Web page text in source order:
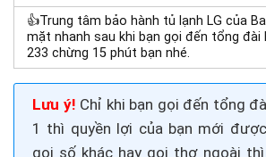
👍Trung tâm bảo hành tủ lạnh LGcủa
mặt nhanh sau khi bạn gọi đến tổng
233 chừng 15 phút bạn nhé.
Lưu ý! Chỉ khi bạn gọi đến tổng
1 thì quyền lợi của bạn mới
gọi số khác hay gọi thợ ngoài